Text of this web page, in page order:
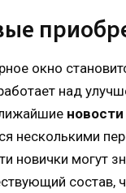
окно
над
несколькими
могут
состав,